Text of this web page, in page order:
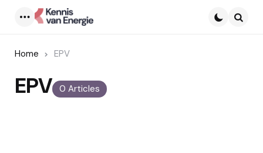
Home EPV
0 Articles
EPV